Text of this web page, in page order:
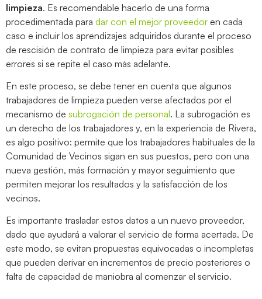
limpieza. Es recomendable hacerlo de una forma
procedimentada para dar con el mejor proveedor en cada
caso e incluir los aprendizajes adquiridos durante el proceso
de rescisión de contrato de limpieza para evitar posibles
errores si se repite el caso más adelante.
En este proceso, se debe tener en cuenta que algunos
trabajadores de limpieza pueden verse afectados por el
mecanismo de subrogación de personal. La subrogación es
un derecho de los trabajadores y, en la experiencia de Rivera,
es algo positivo: permite que los trabajadores habituales de la
Comunidad de Vecinos sigan en sus puestos, pero con una
nueva gestión, más formación y mayor seguimiento que
permiten mejorar los resultados y la satisfacción de los
vecinos.
Es importante trasladar estos datos a un nuevo proveedor,
dado que ayudará a valorar el servicio de forma acertada. De
este modo, se evitan propuestas equivocadas o incompletas
que pueden derivar en incrementos de precio posteriores o
falta de capacidad de maniobra al comenzar el servicio.